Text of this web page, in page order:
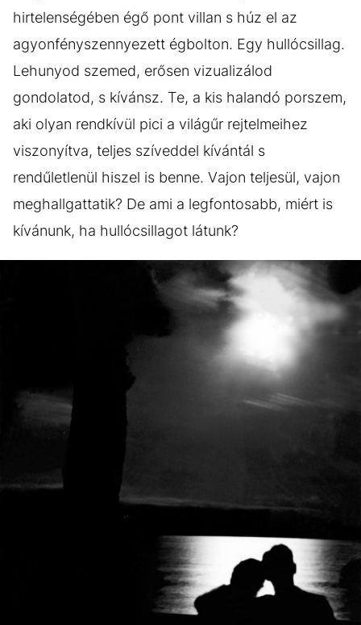
hirtelenségében égő pont villan s húz el az
agyonfényszennyezett égbolton. Egy hullócsillag.
Lehunyod szemed, erősen vizualizálod
gondolatod, s kívánsz. Te, a kis halandó porszem,
aki olyan rendkívül pici a világűr rejtelmeihez
viszonyítva, teljes szíveddel kívántál s
rendűletlenül hiszel is benne. Vajon teljesül, vajon
meghallgattatik? De ami a legfontosabb, miért is
kívánunk, ha hullócsillagot látunk?